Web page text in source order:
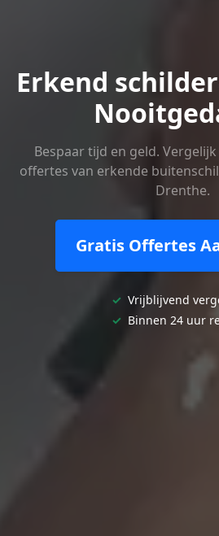
Erkend
Bespaar tijd en geld.
offertes van erkende
Drenthe.
Gratis Offertes
✓ Vrijblijvend
✓ Binnen 24 uur